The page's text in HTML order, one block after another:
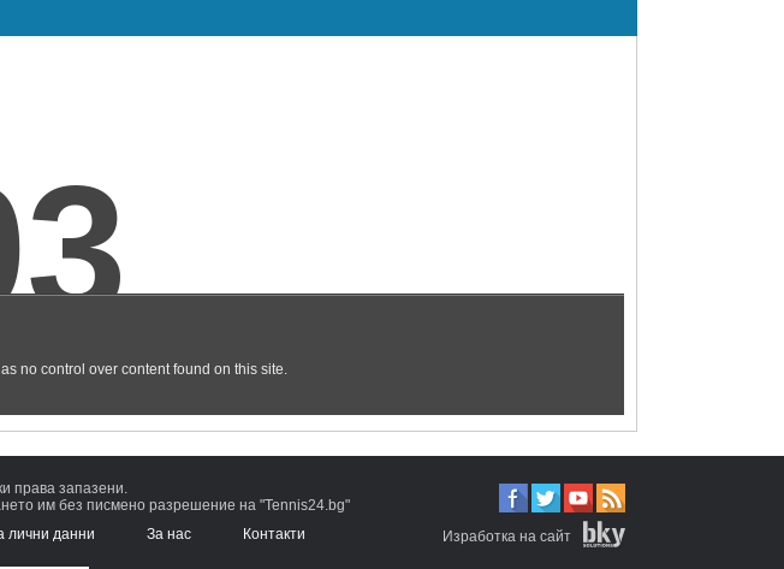
права запазени.
им без писмено разрешение на "Tennis24.bg"
лични данни За нас Контакти Изработка на сайт